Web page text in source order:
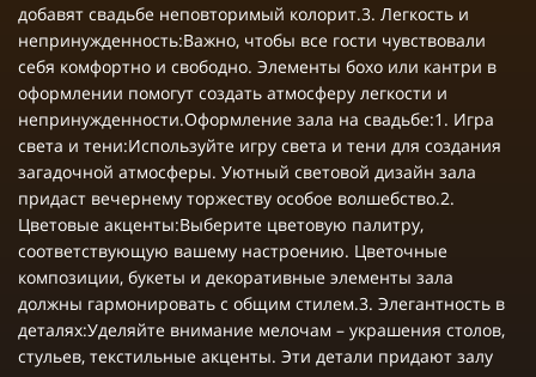
добавят свадьбе неповторимый колорит.3. Легкость и
непринужденность:Важно, чтобы все гости чувствовали
себя комфортно и свободно. Элементы бохо или кантри в
оформлении помогут создать атмосферу легкости и
непринужденности.Оформление зала на свадьбе:1. Игра
света и тени:Используйте игру света и тени для создания
загадочной атмосферы. Уютный световой дизайн зала
придаст вечернему торжеству особое волшебство.2.
Цветовые акценты:Выберите цветовую палитру,
соответствующую вашему настроению. Цветочные
композиции, букеты и декоративные элементы зала
должны гармонировать с общим стилем.3. Элегантность в
деталях:Уделяйте внимание мелочам – украшения столов,
стульев, текстильные акценты. Эти детали придают залу